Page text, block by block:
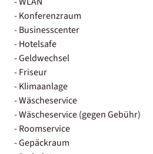
- Konferenzraum
- Businesscenter
- Hotelsafe
- Geldwechsel
- Friseur
- Klimaanlage
- Wäscheservice
- Wäscheservice (gegen Gebühr)
- Roomservice
- Gepäckraum